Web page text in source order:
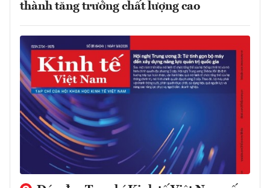
thành tăng trưởng chất lượng cao